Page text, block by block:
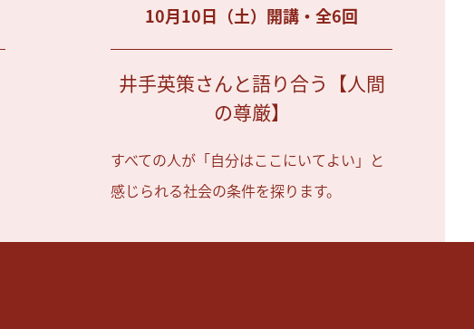
10月10日（土）開講・全6回
井手英策さんと語り合う【人間
の尊厳】
すべての人が「自分はここにいてよい」と
感じられる社会の条件を探ります。